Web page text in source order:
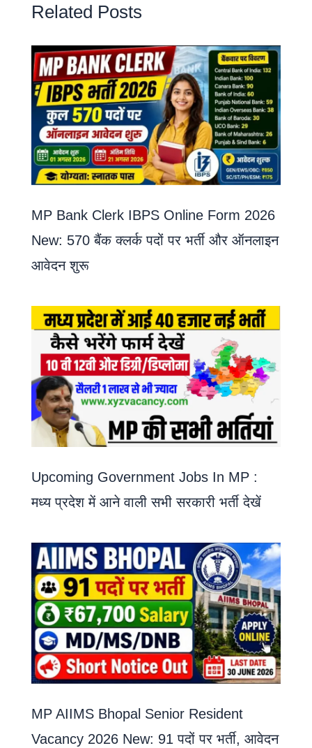
Related Posts
MP Bank Clerk IBPS Online Form 2026
New: 570 बैंक क्लर्क पदों पर भर्ती और ऑनलाइन
आवेदन शुरू
Upcoming Government Jobs In MP :
मध्य प्रदेश में आने वाली सभी सरकारी भर्ती देखें
MP AIIMS Bhopal Senior Resident
Vacancy 2026 New: 91 पदों पर भर्ती, आवेदन